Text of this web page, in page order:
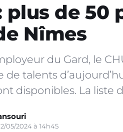
plus de 50
Nîmes
du Gard, le
de talents
disponibles. La liste
05/2024 à 14h45